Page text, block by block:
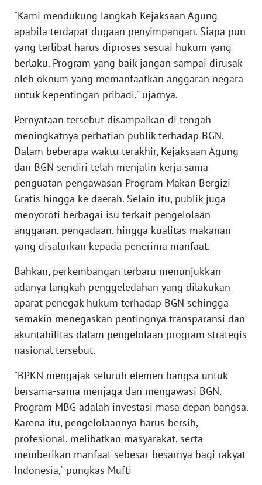
"Kami mendukung langkah Kejaksaan Agung
apabila terdapat dugaan penyimpangan. Siapa pun
yang terlibat harus diproses sesuai hukum yang
berlaku. Program yang baik jangan sampai dirusak
oleh oknum yang memanfaatkan anggaran negara
untuk kepentingan pribadi," ujarnya.
Pernyataan tersebut disampaikan di tengah
meningkatnya perhatian publik terhadap BGN.
Dalam beberapa waktu terakhir, Kejaksaan Agung
dan BGN sendiri telah menjalin kerja sama
penguatan pengawasan Program Makan Bergizi
Gratis hingga ke daerah. Selain itu, publik juga
menyoroti berbagai isu terkait pengelolaan
anggaran, pengadaan, hingga kualitas makanan
yang disalurkan kepada penerima manfaat.
Bahkan, perkembangan terbaru menunjukkan
adanya langkah penggeledahan yang dilakukan
aparat penegak hukum terhadap BGN sehingga
semakin menegaskan pentingnya transparansi dan
akuntabilitas dalam pengelolaan program strategis
nasional tersebut.
"BPKN mengajak seluruh elemen bangsa untuk
bersama-sama menjaga dan mengawasi BGN.
Program MBG adalah investasi masa depan bangsa.
Karena itu, pengelolaannya harus bersih,
profesional, melibatkan masyarakat, serta
memberikan manfaat sebesar-besarnya bagi rakyat
Indonesia," pungkas Mufti
WN
NUSANTARA
WN
JOGJA
WN
BALI
WN
KALBAR
WN
KALTENG
WN
KALTARA
WN
KALSEL
KALTIM
WN
SULSEL
GORONTALO